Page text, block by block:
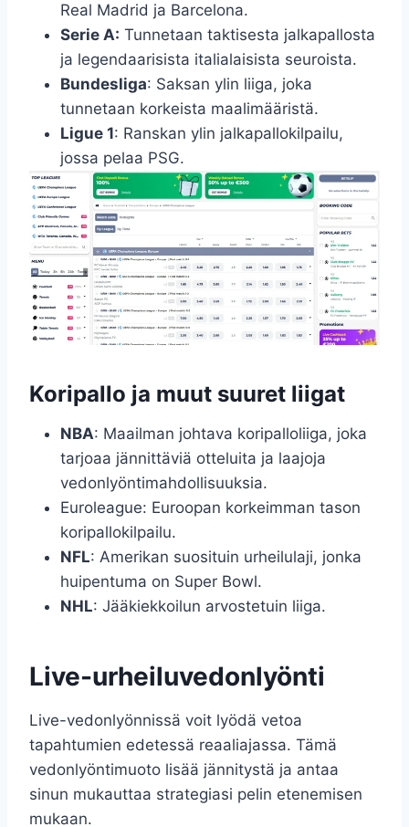
Real Madrid ja Barcelona.
Serie A: Tunnetaan taktisesta jalkapallosta
ja legendaarisista italialaisista seuroista.
Bundesliga: Saksan ylin liiga, joka
tunnetaan korkeista maalimääristä.
Ligue 1: Ranskan ylin jalkapallokilpailu,
jossa pelaa PSG.
Koripallo ja muut suuret liigat
NBA: Maailman johtava koripalloliiga, joka
tarjoaa jännittäviä otteluita ja laajoja
vedonlyöntimahdollisuuksia.
Euroleague: Euroopan korkeimman tason
koripallokilpailu.
NFL: Amerikan suosituin urheilulaji, jonka
huipentuma on Super Bowl.
NHL: Jääkiekkoilun arvostetuin liiga.
Live-urheiluvedonlyönti
Live-vedonlyönnissä voit lyödä vetoa
tapahtumien edetessä reaaliajassa. Tämä
vedonlyöntimuoto lisää jännitystä ja antaa
sinun mukauttaa strategiasi pelin etenemisen
mukaan.